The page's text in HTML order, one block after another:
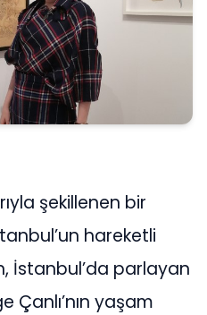
şekillenen bir
hareketli
İstanbul’da parlayan
Çanlı’nın yaşam